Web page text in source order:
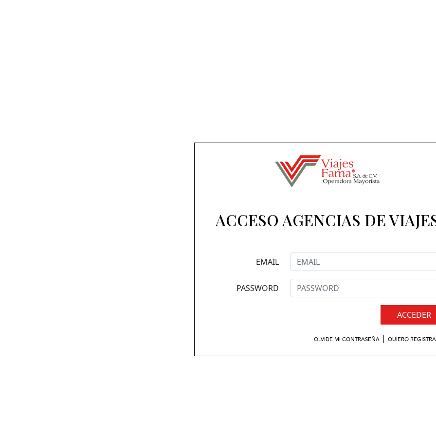
ACCESO AGENCIAS DE
EMAIL
PASSWORD
ACCEDER
OLVIDE MI CONTRASEÑA| QUIERO